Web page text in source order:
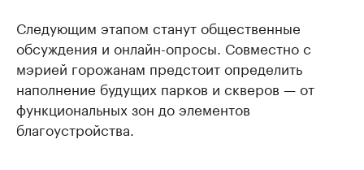
Следующим этапом станут общественные
обсуждения и онлайн-опросы. Совместно с
мэрией горожанам предстоит определить
наполнение будущих парков и скверов — от
функциональных зон до элементов
благоустройства.